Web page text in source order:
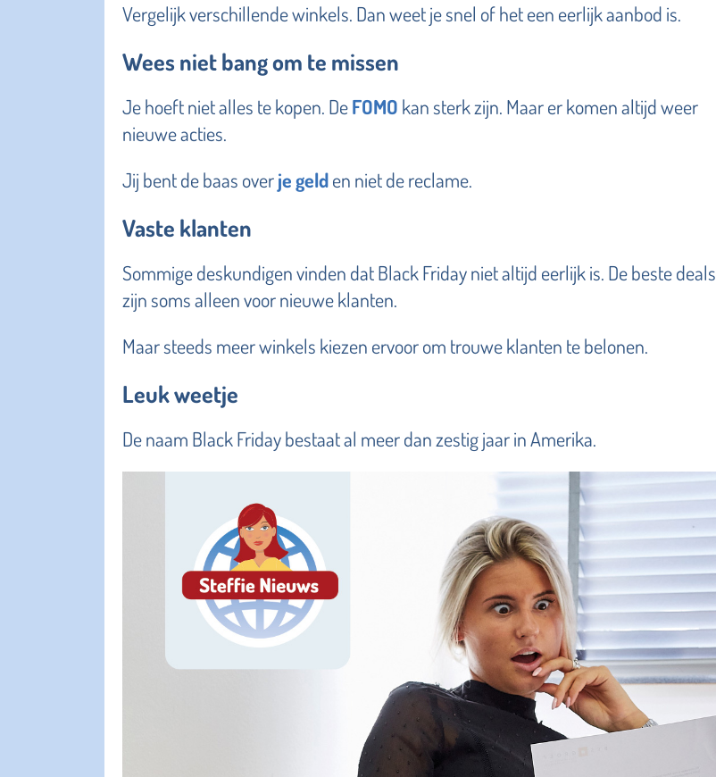
Vergelijk verschillende winkels. Dan weet je snel of het een eerlijk aanbod is.
Wees niet bang om te missen
Je hoeft niet alles te kopen. DeFOMO kan sterk zijn. Maar er komen altijd weer
nieuwe acties.
Jij bent de baas overje gelden niet de reclame.
Vaste klanten
Sommige deskundigen vinden dat Black Friday niet altijd eerlijk is. De beste deals
zijn soms alleen voor nieuwe klanten.
Maar steeds meer winkels kiezen ervoor om trouwe klanten te belonen.
Leuk weetje
De naam Black Friday bestaat al meer dan zestig jaar in Amerika.